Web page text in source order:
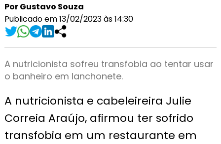
Por Gustavo Souza
Publicado em 13/02/2023 às 14:30
A nutricionista sofreu transfobia ao tentar usar
o banheiro em lanchonete.
A nutricionista e cabeleireira Julie
Correia Araújo, afirmou ter sofrido
transfobia em um restaurante em